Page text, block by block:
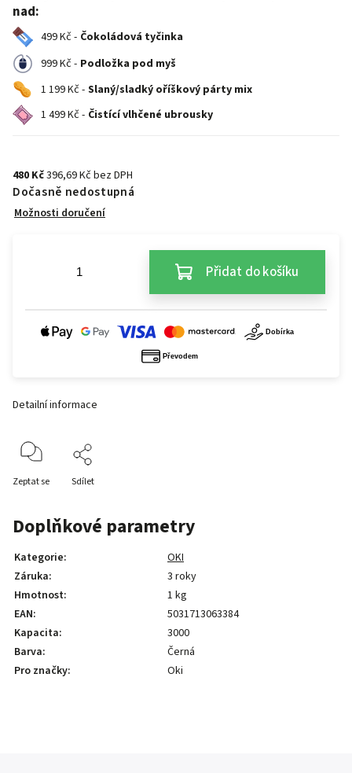
nad:
499 Kč - Čokoládová tyčinka
999 Kč - Podložka pod myš
1 199 Kč - Slaný/sladký oříškový párty mix
1 499 Kč - Čistící vlhčené ubrousky
480 Kč396,69 Kč bez DPH
Dočasně nedostupná
Možnosti doručení
Přidat do košíku
Detailní informace
Zeptat se Sdílet
Doplňkové parametry
Kategorie:
OKI
Záruka:
3 roky
Hmotnost:
1 kg
EAN:
5031713063384
Kapacita:
3000
Barva:
Černá
Pro značky: Oki